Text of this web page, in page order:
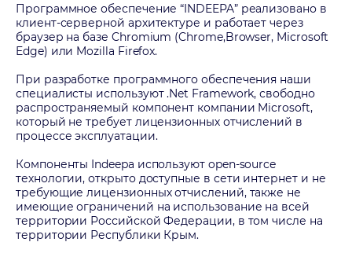
Программное обеспечение “INDEEPA” реализовано в
клиент-серверной архитектуре и работает через
браузер на базе Chromium (Chrome,Browser, Microsoft
Edge) или Mozilla Firefox.
При разработке программного обеспечения наши
специалисты используют .Net Framework, свободно
распространяемый компонент компании Microsoft,
который не требует лицензионных отчислений в
процессе эксплуатации.
Компоненты Indeepa используют open-source
технологии, открыто доступные в сети интернет и не
требующие лицензионных отчислений, также не
имеющие ограничений на использование на всей
территории Российской Федерации, в том числе на
территории Республики Крым.